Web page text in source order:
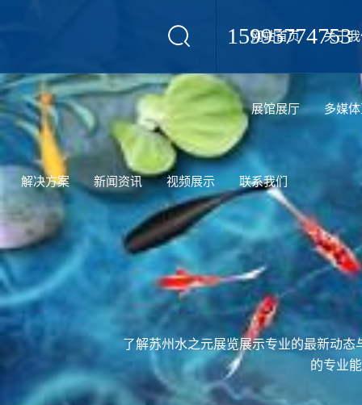
15995774753
网站首页 关于
展馆展厅 多媒
解决方案 新闻资讯 视频展示 联系我们
了解苏州水之元展览展示专业的最新动
的专业